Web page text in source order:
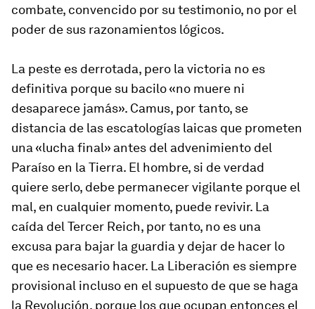
combate, convencido por su testimonio, no por el
poder de sus razonamientos lógicos.
La peste es derrotada, pero la victoria no es
definitiva porque su bacilo «no muere ni
desaparece jamás». Camus, por tanto, se
distancia de las escatologías laicas que prometen
una «lucha final» antes del advenimiento del
Paraíso en la Tierra. El hombre, si de verdad
quiere serlo, debe permanecer vigilante porque el
mal, en cualquier momento, puede revivir. La
caída del Tercer Reich, por tanto, no es una
excusa para bajar la guardia y dejar de hacer lo
que es necesario hacer. La Liberación es siempre
provisional incluso en el supuesto de que se haga
la Revolución, porque los que ocupan entonces el